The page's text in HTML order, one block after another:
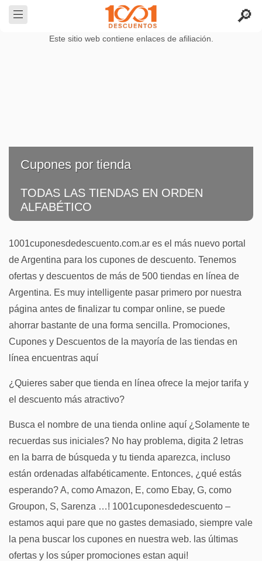
Este sitio web contiene enlaces de afiliación.
Cupones por tienda
TODAS LAS TIENDAS EN ORDEN
ALFABÉTICO
1001cuponesdedescuento.com.ar es el más nuevo portal
de Argentina para los cupones de descuento. Tenemos
ofertas y descuentos de más de 500 tiendas en línea de
Argentina. Es muy intelligente pasar primero por nuestra
página antes de finalizar tu compar online, se puede
ahorrar bastante de una forma sencilla. Promociones,
Cupones y Descuentos de la mayoría de las tiendas en
línea encuentras aquí
¿Quieres saber que tienda en línea ofrece la mejor tarifa y
el descuento más atractivo?
Busca el nombre de una tienda online aquí ¿Solamente te
recuerdas sus iniciales? No hay problema, digita 2 letras
en la barra de búsqueda y tu tienda aparezca, incluso
están ordenadas alfabéticamente. Entonces, ¿qué estás
esperando? A, como Amazon, E, como Ebay, G, como
Groupon, S, Sarenza …! 1001cuponesdedescuento –
estamos aqui pare que no gastes demasiado, siempre vale
la pena buscar los cupones en nuestra web. las últimas
ofertas y los súper promociones estan aqui!